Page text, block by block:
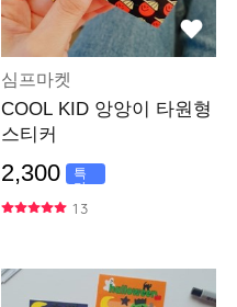
심프마켓
COOL KID 앙앙이 타원형
스티커
2,300
특
가
13